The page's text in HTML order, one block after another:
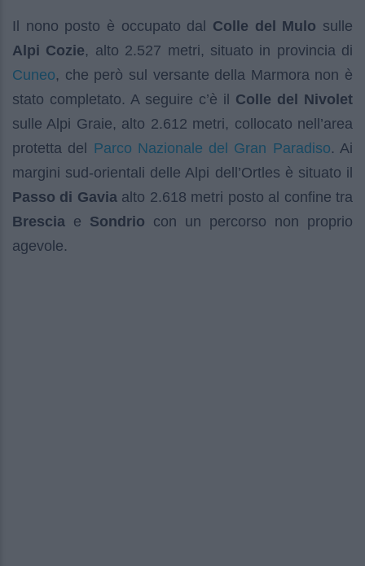
Il nono posto è occupato dal Colle del Mulo sulle
Alpi Cozie, alto 2.527 metri, situato in provincia di
Cuneo, che però sul versante della Marmora non è
stato completato. A seguire c’è il Colle del Nivolet
sulle Alpi Graie, alto 2.612 metri, collocato nell’area
protetta del Parco Nazionale del Gran Paradiso. Ai
margini sud-orientali delle Alpi dell’Ortles è situato il
Passo di Gavia alto 2.618 metri posto al confine tra
Brescia e Sondrio con un percorso non proprio
agevole.